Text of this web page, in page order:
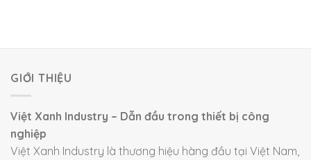
GIỚI THIỆU
Việt Xanh Industry – Dẫn đầu trong thiết bị công
nghiệp
Việt Xanh Industry là thương hiệu hàng đầu tại Việt Nam,